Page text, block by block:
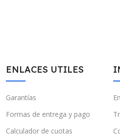
ENLACES UTILES
Garantías
Formas de entrega y pago
Calculador de cuotas